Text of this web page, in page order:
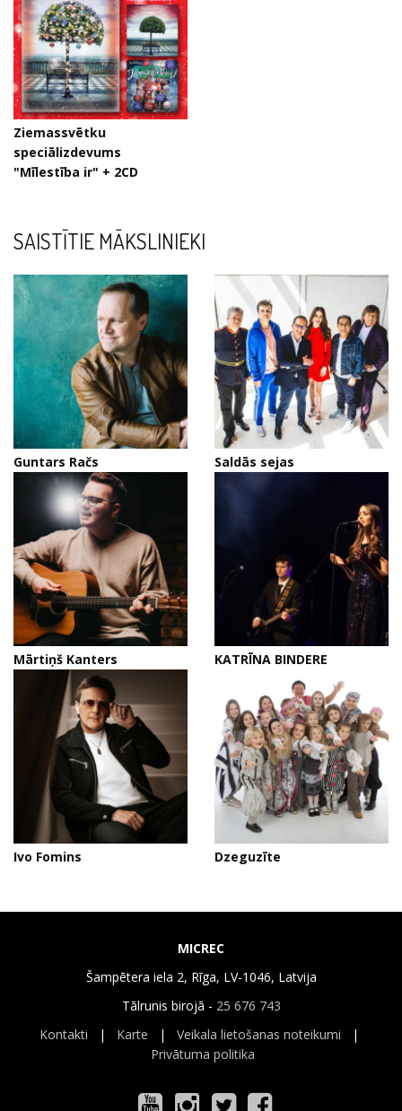
Ziemassvētku
speciālizdevums
"Mīlestība ir" + 2CD
SAISTĪTIE MĀKSLINIEKI
Guntars Račs Saldās sejas
Mārtiņš Kanters KATRĪNA BINDERE
Ivo Fomins Dzeguzīte
MICREC
Šampētera iela 2, Rīga, LV-1046, Latvija
Tālrunis birojā - 25 676 743
Kontakti | Karte | Veikala lietošanas noteikumi |
Privātuma politika